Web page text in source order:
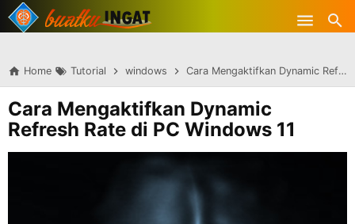
-->
Skip to main content
Home Tutorial windows Cara Mengaktifkan Dynamic Refresh Rate di PC Windows 11
Cara Mengaktifkan Dynamic
Refresh Rate di PC Windows 11